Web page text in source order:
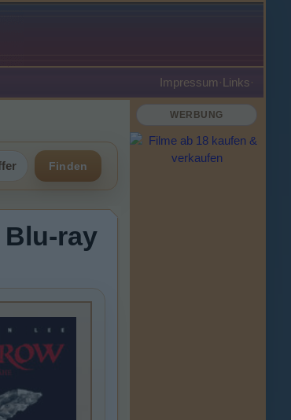
Impressum ·Links·
Finden
Blu-ray
WERBUNG